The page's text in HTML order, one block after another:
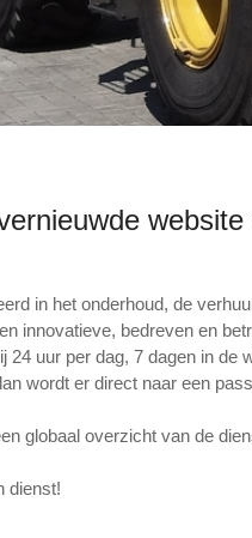
in het onderhoud, de
innovatieve, bedreven en
24 uur per dag, 7 dagen in
wordt er direct naar een
globaal overzicht van de
dienst!